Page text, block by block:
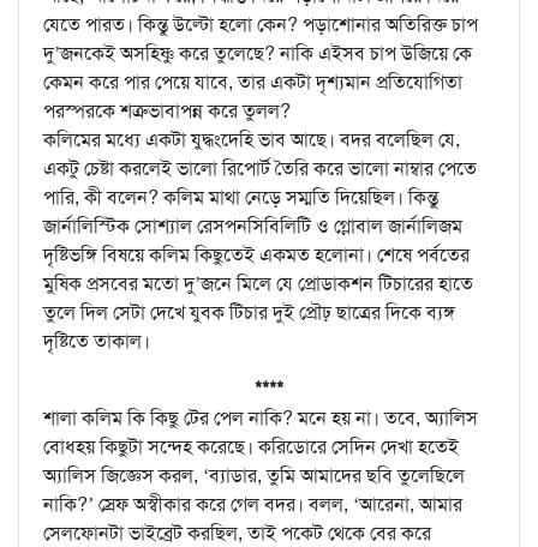
যেতে পারত। কিন্তু উল্টো হলো কেন? পড়াশোনার অতিরিক্ত চাপ
দু’জনকেই অসহিষ্ণু করে তুলেছে? নাকি এইসব চাপ উজিয়ে কে
কেমন করে পার পেয়ে যাবে, তার একটা দৃশ্যমান প্রতিযোগিতা
পরস্পরকে শত্রুভাবাপন্ন করে তুলল?
কলিমের মধ্যে একটা যুদ্ধংদেহি ভাব আছে। বদর বলেছিল যে,
একটু চেষ্টা করলেই ভালো রিপোর্ট তৈরি করে ভালো নাম্বার পেতে
পারি, কী বলেন? কলিম মাথা নেড়ে সম্মতি দিয়েছিল। কিন্তু
জার্নালিস্টিক সোশ্যাল রেসপনসিবিলিটি ও গ্লোবাল জার্নালিজম
দৃষ্টিভঙ্গি বিষয়ে কলিম কিছুতেই একমত হলোনা। শেষে পর্বতের
মুষিক প্রসবের মতো দু’জনে মিলে যে প্রোডাকশন টিচারের হাতে
তুলে দিল সেটা দেখে যুবক টিচার দুই প্রৌঢ় ছাত্রের দিকে ব্যঙ্গ
দৃষ্টিতে তাকাল।
****
শালা কলিম কি কিছু টের পেল নাকি? মনে হয় না। তবে, অ্যালিস
বোধহয় কিছুটা সন্দেহ করেছে। করিডোরে সেদিন দেখা হতেই
অ্যালিস জিজ্ঞেস করল, ‘ব্যাডার, তুমি আমাদের ছবি তুলেছিলে
নাকি?’ স্রেফ অস্বীকার করে গেল বদর। বলল, ‘আরেনা, আমার
সেলফোনটা ভাইব্রেট করছিল, তাই পকেট থেকে বের করে